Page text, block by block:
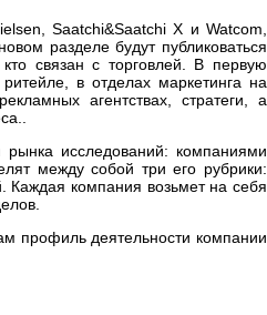
Saatchi&Saatchi X и Watcom,
разделе будут публиковаться
связан с торговлей. В первую
в отделах маркетинга на
агентствах, стратеги, а
рынка исследований: компаниями
между собой три его рубрики:
компания возьмет на себя
профиль деятельности компании